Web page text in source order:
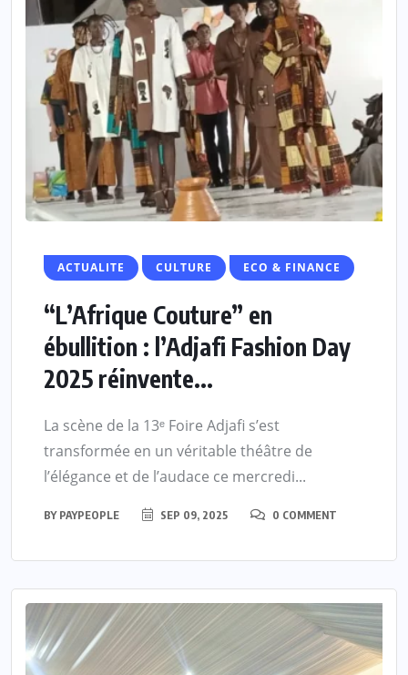
ACTUALITE CULTURE ECO & FINANCE
“L’Afrique Couture” en
ébullition : l’Adjafi Fashion Day
2025 réinvente...
La scène de la 13ᵉ Foire Adjafi s’est
transformée en un véritable théâtre de
l’élégance et de l’audace ce mercredi...
BY PAYPEOPLE SEP 09, 2025 0 COMMENT